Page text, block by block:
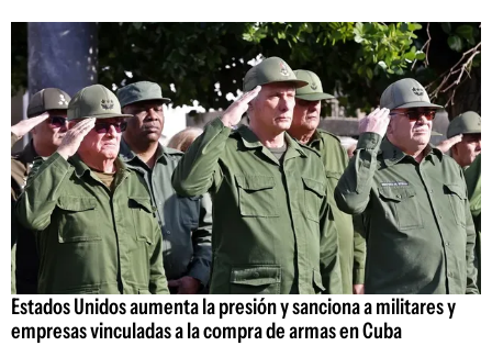
Estados Unidos aumenta la presión y sanciona a militares y
empresas vinculadas a la compra de armas en Cuba